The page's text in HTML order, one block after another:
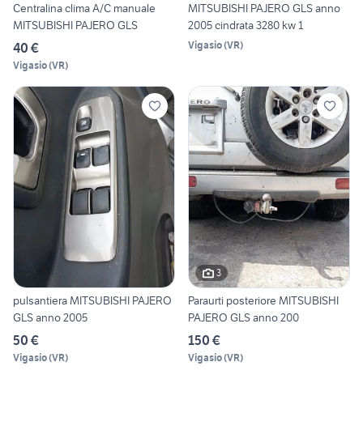
Centralina clima A/C manuale
MITSUBISHI PAJERO GLS
40 €
Vigasio(VR)
MITSUBISHI PAJERO GLS anno
2005 cindrata 3280 kw 1
Vigasio(VR)
pulsantiera MITSUBISHI PAJERO
GLS anno 2005
50 €
Vigasio(VR)
3
Paraurti posteriore MITSUBISHI
PAJERO GLS anno 200
150 €
Vigasio(VR)